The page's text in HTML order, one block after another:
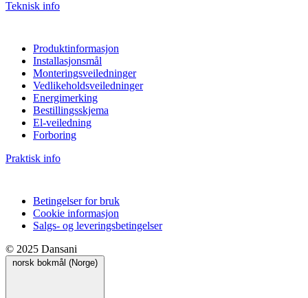
Teknisk info
Produktinformasjon
Installasjonsmål
Monteringsveiledninger
Vedlikeholdsveiledninger
Energimerking
Bestillingsskjema
El-veiledning
Forboring
Praktisk info
Betingelser for bruk
Cookie informasjon
Salgs- og leveringsbetingelser
© 2025 Dansani
norsk bokmål (Norge)